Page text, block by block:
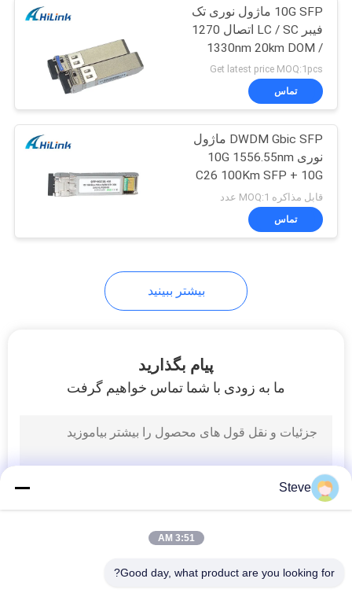
10G SFP ماژول نوری تک
فیبر LC / SC اتصال 1270
/ 1330nm 20km DOM
Get latest price MOQ:1pcs
تماس
DWDM Gbic SFP ماژول
نوری 10G 1556.55nm
C26 100Km SFP + 10G
مسافت طولانی
قابل مذاکره MOQ:1 عدد
تماس
بیشتر ببینید
پیام بگذارید
ما به زودی با شما تماس خواهیم گرفت
Steve
3:51 AM
Good day, what product are you looking for?